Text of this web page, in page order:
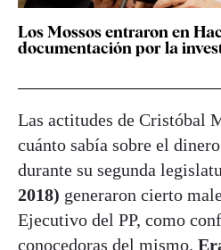
Los Mossos entraron en
documentación por la
Las actitudes de Cristóbal
cuánto sabía sobre el
durante su segunda
2018) generaron cierto
Ejecutivo del PP, como
conocedoras del mismo.